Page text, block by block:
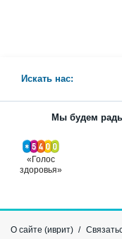
Мы будем
«Голос
здоровья»
Искать нас:
О сайте (иврит)